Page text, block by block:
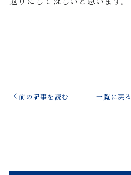
前の記事を読む 一覧に戻る